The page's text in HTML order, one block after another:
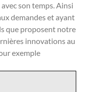
son temps. Ainsi
demandes et ayant
que proposent notre
innovations au
exemple